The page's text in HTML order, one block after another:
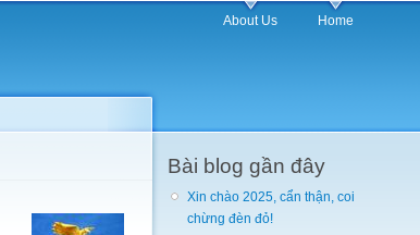
About Us Home
Bài blog gần đây
Xin chào 2025, cẩn thận, coi
chừng đèn đỏ!